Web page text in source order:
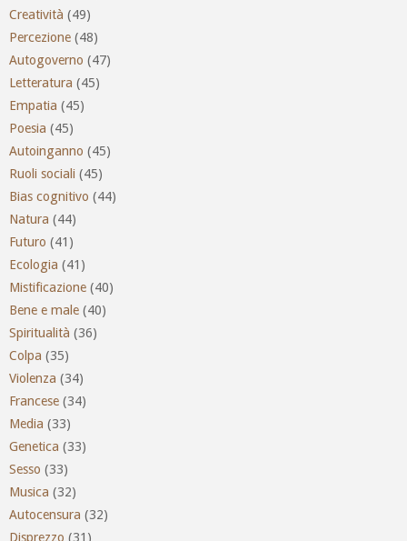
Creatività (49)
Percezione (48)
Autogoverno (47)
Letteratura (45)
Empatia (45)
Poesia (45)
Autoinganno (45)
Ruoli sociali (45)
Bias cognitivo (44)
Natura (44)
Futuro (41)
Ecologia (41)
Mistificazione (40)
Bene e male (40)
Spiritualità (36)
Colpa (35)
Violenza (34)
Francese (34)
Media (33)
Genetica (33)
Sesso (33)
Musica (32)
Autocensura (32)
Disprezzo (31)